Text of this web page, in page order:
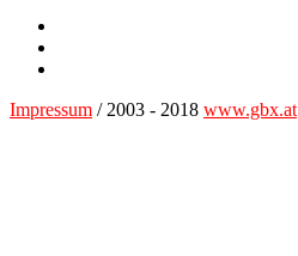
Impressum / 2003 - 2018 www.gbx.at